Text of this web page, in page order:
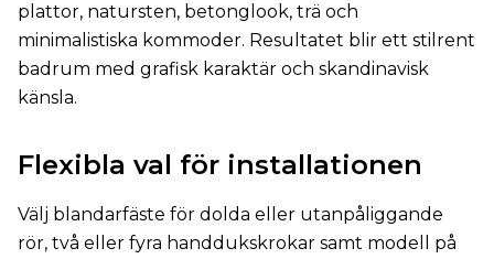
plattor, natursten, betonglook, trä och
minimalistiska kommoder. Resultatet blir ett stilrent
badrum med grafisk karaktär och skandinavisk
känsla.
Flexibla val för installationen
Välj blandarfäste för dolda eller utanpåliggande
rör, två eller fyra handdukskrokar samt modell på